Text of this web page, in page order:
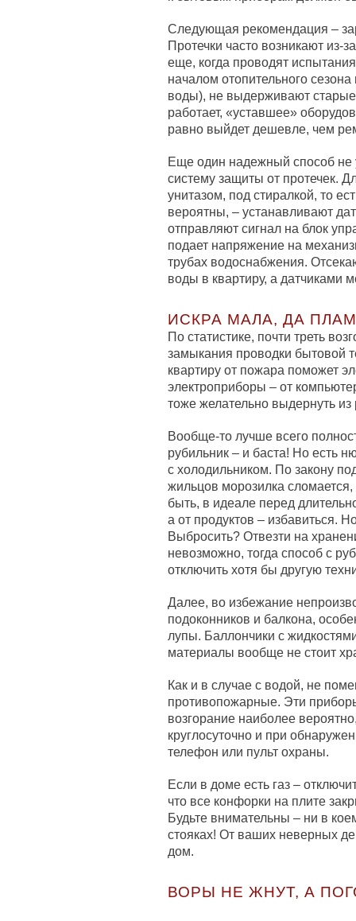
Следующая рекомендация –
Протечки часто возникают из-
еще, когда проводят
началом отопительного
воды), не выдерживают
работает, «уставшее»
равно выйдет дешевле, чем
Еще один надежный способ не
систему защиты от протечек.
унитазом, под стиралкой, то
вероятны, – устанавливают
отправляют сигнал на блок
подает напряжение на
трубах водоснабжения.
воды в квартиру, а датчиками
ИСКРА МАЛА, ДА
По статистике, почти треть
замыкания проводки бытовой
квартиру от пожара поможет
электроприборы – от
тоже желательно выдернуть из
Вообще-то лучше всего
рубильник – и баста! Но есть
с холодильником. По закону
жильцов морозилка
быть, в идеале перед
а от продуктов – избавиться.
Выбросить? Отвезти на
невозможно, тогда способ с
отключить хотя бы другую
Далее, во избежание
подоконников и балкона,
лупы. Баллончики с
материалы вообще не стоит
Как и в случае с водой, не
противопожарные. Эти
возгорание наиболее
круглосуточно и при
телефон или пульт охраны.
Если в доме есть газ –
что все конфорки на плите
Будьте внимательны – ни в
стояках! От ваших неверных
дом.
ВОРЫ НЕ ЖНУТ, А